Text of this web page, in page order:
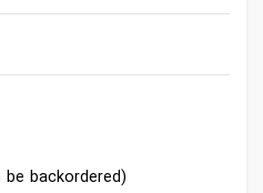
backordered)